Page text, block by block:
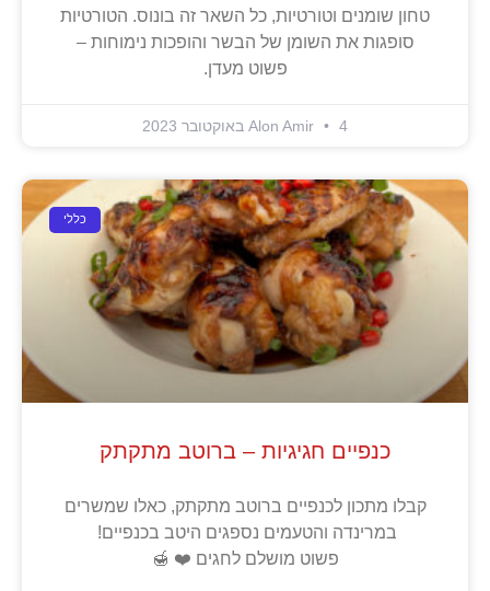
טחון שומנים וטורטיות, כל השאר זה בונוס. הטורטיות
סופגות את השומן של הבשר והופכות נימוחות –
פשוט מעדן.
Alon Amir 4 באוקטובר 2023
כללי
כנפיים חגיגיות – ברוטב מתקתק
קבלו מתכון לכנפיים ברוטב מתקתק, כאלו שמשרים
במרינדה והטעמים נספגים היטב בכנפיים!
פשוט מושלם לחגים ❤️ 🍯